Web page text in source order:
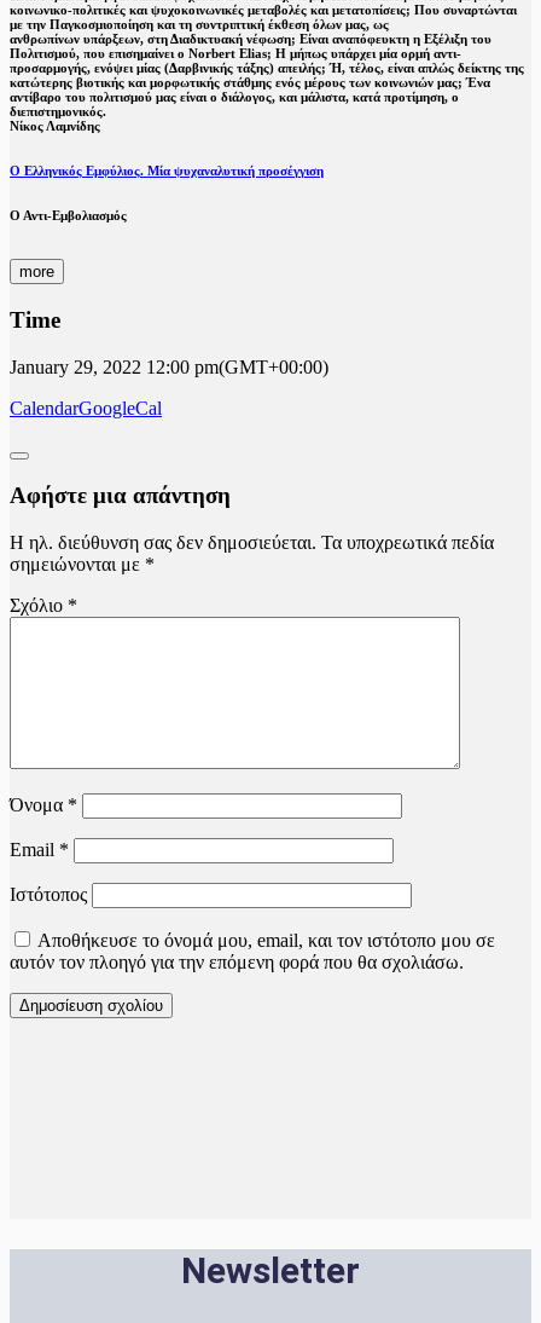
κοινωνικο-πολιτικές και ψυχοκοινωνικές μεταβολές και μετατοπίσεις; Που συναρτώνται
με την Παγκοσμιοποίηση και τη συντριπτική έκθεση όλων μας, ως
ανθρωπίνων υπάρξεων, στη Διαδικτυακή νέφωση; Είναι αναπόφευκτη η Εξέλιξη του
Πολιτισμού, που επισημαίνει ο Norbert Elias; Η μήπως υπάρχει μία ορμή αντι-
προσαρμογής, ενόψει μίας (Δαρβινικής τάξης) απειλής; Ή, τέλος, είναι απλώς δείκτης της
κατώτερης βιοτικής και μορφωτικής στάθμης ενός μέρους των κοινωνιών μας; Ένα
αντίβαρο του πολιτισμού μας είναι ο διάλογος, και μάλιστα, κατά προτίμηση, ο
διεπιστημονικός.
Νίκος Λαμνίδης
Ο Ελληνικός Εμφύλιος. Μία ψυχαναλυτική προσέγγιση
Ο Αντι-Εμβολιασμός
more
Time
January 29, 2022 12:00 pm(GMT+00:00)
CalendarGoogleCal
Αφήστε μια απάντηση
Η ηλ. διεύθυνση σας δεν δημοσιεύεται. Τα υποχρεωτικά πεδία
σημειώνονται με *
Σχόλιο *
Όνομα *
Email *
Ιστότοπος
Αποθήκευσε το όνομά μου, email, και τον ιστότοπο μου σε
αυτόν τον πλοηγό για την επόμενη φορά που θα σχολιάσω.
Newsletter